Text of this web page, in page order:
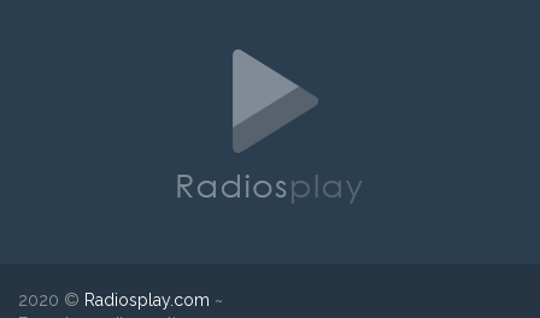
2020 © Radiosplay.com ~